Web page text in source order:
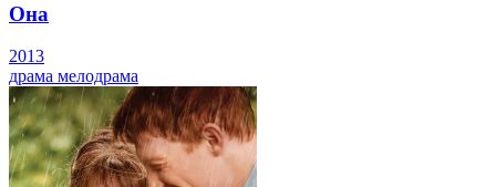
Она
2013
драма мелодрама